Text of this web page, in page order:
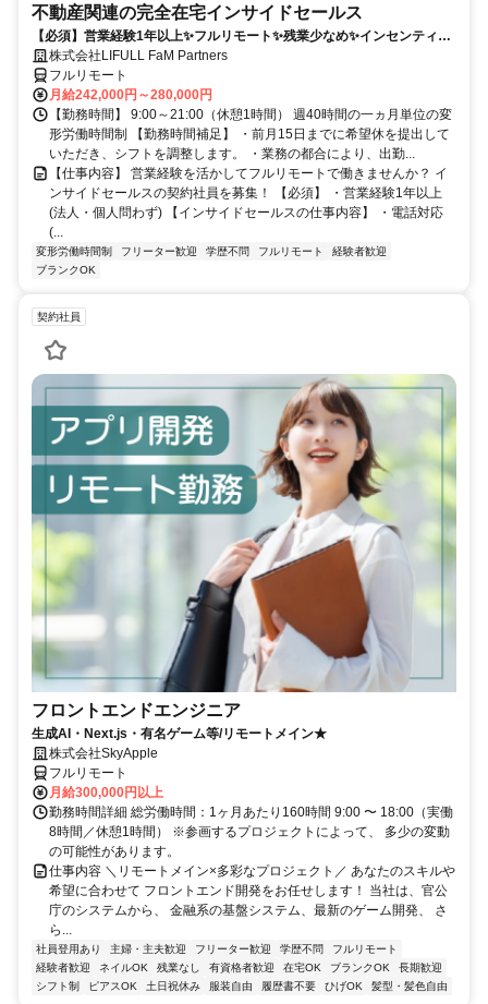
不動産関連の完全在宅インサイドセールス
【必須】営業経験1年以上✨フルリモート✨残業少なめ✨インセンティブ
有 株式会社LIFULL FaM Partners
フルリモート
月給242,000円～280,000円
【勤務時間】 9:00～21:00（休憩1時間） 週40時間の一ヵ月単位の変
形労働時間制 【勤務時間補足】 ・前月15日までに希望休を提出して
いただき、シフトを調整します。 ・業務の都合により、出勤...
【仕事内容】 営業経験を活かしてフルリモートで働きませんか？ イ
ンサイドセールスの契約社員を募集！ 【必須】 ・営業経験1年以上
(法人・個人問わず) 【インサイドセールスの仕事内容】 ・電話対応
(...
変形労働時間制 フリーター歓迎 学歴不問 フルリモート
経験者歓迎
ブランクOK
契約社員
フロントエンドエンジニア
生成AI・Next.js・有名ゲーム等/リモートメイン★
株式会社SkyApple
フルリモート
月給300,000円以上
勤務時間詳細 総労働時間：1ヶ月あたり160時間 9:00 〜 18:00（実働
8時間／休憩1時間） ※参画するプロジェクトによって、 多少の変動
の可能性があります。
仕事内容 ＼リモートメイン×多彩なプロジェクト／ あなたのスキルや
希望に合わせて フロントエンド開発をお任せします！ 当社は、官公
庁のシステムから、 金融系の基盤システム、最新のゲーム開発、 さ
ら...
社員登用あり 主婦・主夫歓迎 フリーター歓迎 学歴不問
フルリモート
経験者歓迎
ネイルOK 残業なし 有資格者歓迎 在宅OK ブランクOK
長期歓迎
シフト制
ピアスOK 土日祝休み 服装自由 履歴書不要 ひげOK 髪型・髪色自由